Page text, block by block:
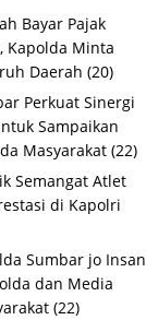
Bayar Pajak
Kapolda Minta
Daerah (20)
Perkuat Sinergi
Sampaikan
Masyarakat (22)
Semangat Atlet
di Kapolri
Sumbar jo Insan
dan Media
(22)